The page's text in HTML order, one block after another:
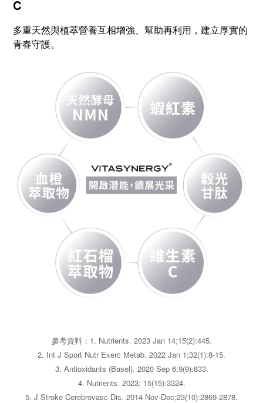
C
多重天然與植萃營養互相增強、幫助再利用，建立厚實的
青春守護。
參考資料： 1. Nutrients. 2023 Jan 14;15(2):445.
2. Int J Sport Nutr Exerc Metab. 2022 Jan 1;32(1):8-15.
3. Antioxidants (Basel). 2020 Sep 6;9(9):833.
4. Nutrients. 2023; 15(15):3324.
5. J Stroke Cerebrovasc Dis. 2014 Nov-Dec;23(10):2869-2878.